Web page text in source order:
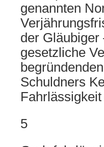
genannten
der
gesetzliche
Schuldners
5